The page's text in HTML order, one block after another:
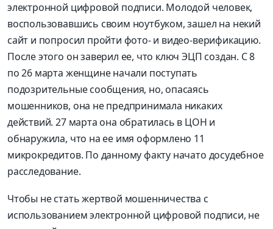
электронной цифровой подписи. Молодой человек,
воспользовавшись своим ноутбуком, зашел на некий
сайт и попросил пройти фото- и видео-верификацию.
После этого он заверил ее, что ключ ЭЦП создан. С 8
по 26 марта женщине начали поступать
подозрительные сообщения, но, опасаясь
мошенников, она не предпринимала никаких
действий. 27 марта она обратилась в ЦОН и
обнаружила, что на ее имя оформлено 11
микрокредитов. По данному факту начато досудебное
расследование.
Чтобы не стать жертвой мошенничества с
использованием электронной цифровой подписи, не